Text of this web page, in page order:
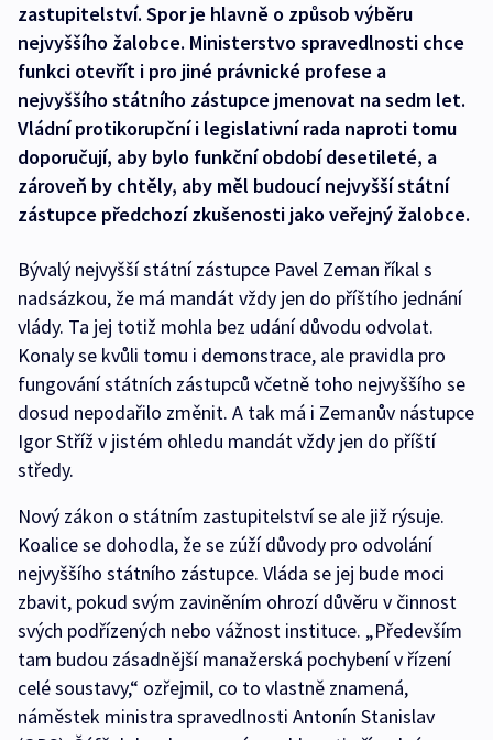
zastupitelství. Spor je hlavně o způsob výběru
nejvyššího žalobce. Ministerstvo spravedlnosti chce
funkci otevřít i pro jiné právnické profese a
nejvyššího státního zástupce jmenovat na sedm let.
Vládní protikorupční i legislativní rada naproti tomu
doporučují, aby bylo funkční období desetileté, a
zároveň by chtěly, aby měl budoucí nejvyšší státní
zástupce předchozí zkušenosti jako veřejný žalobce.
Bývalý nejvyšší státní zástupce Pavel Zeman říkal s
nadsázkou, že má mandát vždy jen do příštího jednání
vlády. Ta jej totiž mohla bez udání důvodu odvolat.
Konaly se kvůli tomu i demonstrace, ale pravidla pro
fungování státních zástupců včetně toho nejvyššího se
dosud nepodařilo změnit. A tak má i Zemanův nástupce
Igor Stříž v jistém ohledu mandát vždy jen do příští
středy.
Nový zákon o státním zastupitelství se ale již rýsuje.
Koalice se dohodla, že se zúží důvody pro odvolání
nejvyššího státního zástupce. Vláda se jej bude moci
zbavit, pokud svým zaviněním ohrozí důvěru v činnost
svých podřízených nebo vážnost instituce. „Především
tam budou zásadnější manažerská pochybení v řízení
celé soustavy,“ ozřejmil, co to vlastně znamená,
náměstek ministra spravedlnosti Antonín Stanislav